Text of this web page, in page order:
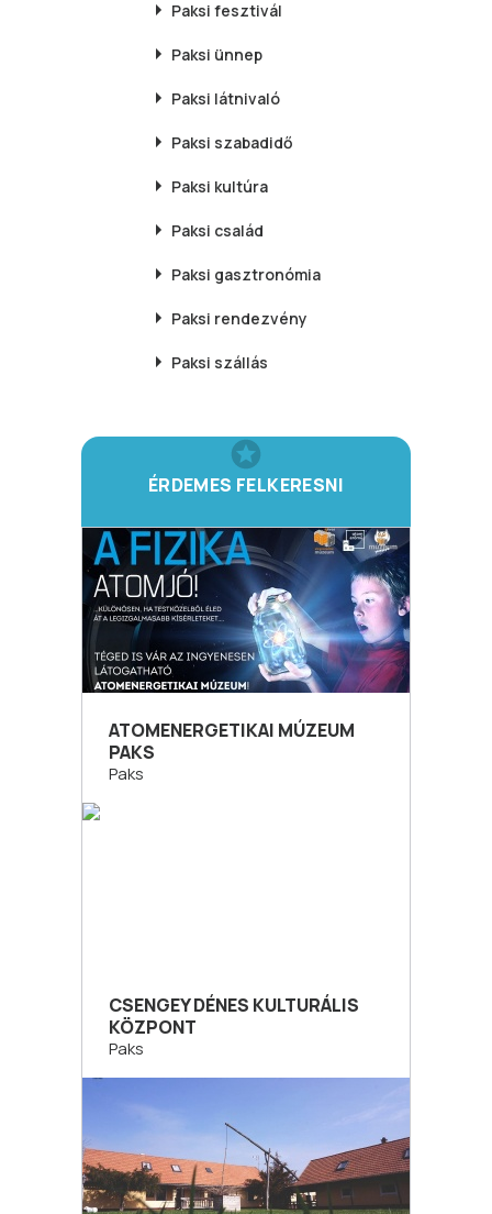
Paksi fesztivál
Paksi ünnep
Paksi látnivaló
Paksi szabadidő
Paksi kultúra
Paksi család
Paksi gasztronómia
Paksi rendezvény
Paksi szállás
ÉRDEMES FELKERESNI
ATOMENERGETIKAI MÚZEUM
PAKS
Paks
CSENGEY DÉNES KULTURÁLIS
KÖZPONT
Paks